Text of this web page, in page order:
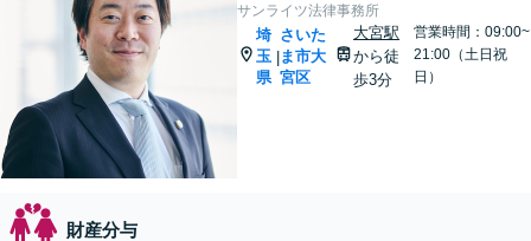
サンライツ法律事務所
埼
玉
県
|
さいた
ま市大
宮区
大宮駅
から徒
歩3分
営業時間：09:00~
21:00（土日祝
日）
財産分与